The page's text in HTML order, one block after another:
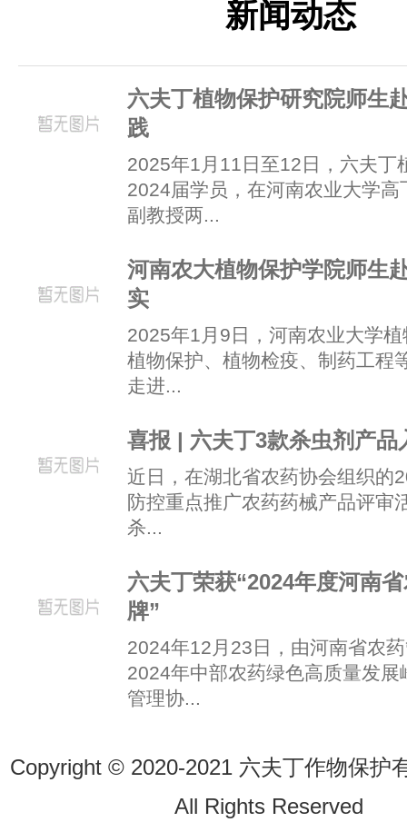
新闻动态
六夫丁植物保护研究院师生
践
2025年1月11日至12日，六夫丁
2024届学员，在河南农业大学高
副教授两...
河南农大植物保护学院师生
实
2025年1月9日，河南农业大学
植物保护、植物检疫、制药工程
走进...
喜报 | 六夫丁3款杀虫剂产品
近日，在湖北省农药协会组织的
防控重点推广农药药械产品评审
杀...
六夫丁荣获“2024年度河南
牌”
2024年12月23日，由河南省农
2024年中部农药绿色高质量发展
管理协...
Copyright © 2020-2021 六夫丁作物保护
All Rights Reserved